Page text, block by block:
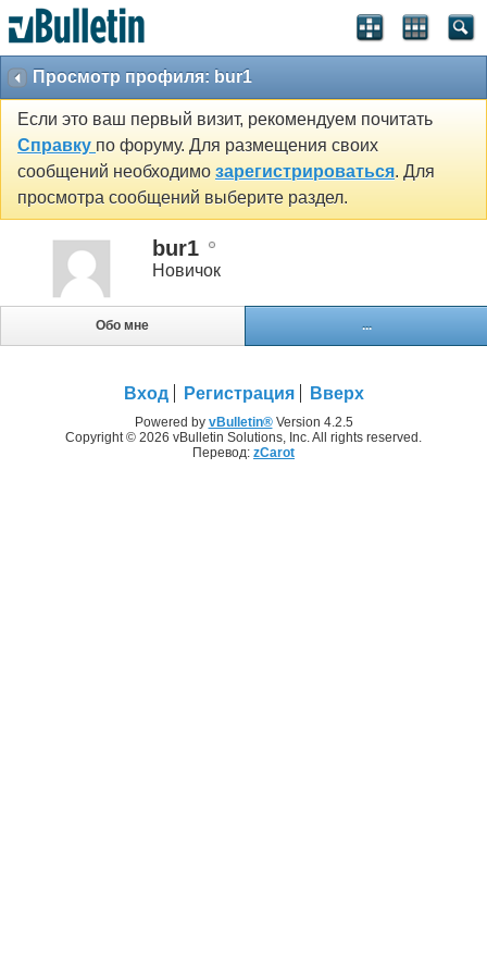
Просмотр профиля: bur1
Если это ваш первый визит, рекомендуем почитать
Справку по форуму. Для размещения своих
сообщений необходимо зарегистрироваться. Для
просмотра сообщений выберите раздел.
bur1
Новичок
Обо мне ...
Вход Регистрация Вверх
Powered by vBulletin®Version 4.2.5
Copyright © 2026 vBulletin Solutions, Inc. All rights reserved.
Перевод: zCarot